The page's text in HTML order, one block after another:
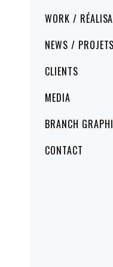
WORK /
NEWS /
CLIENTS
MEDIA
BRANCH
CONTACT